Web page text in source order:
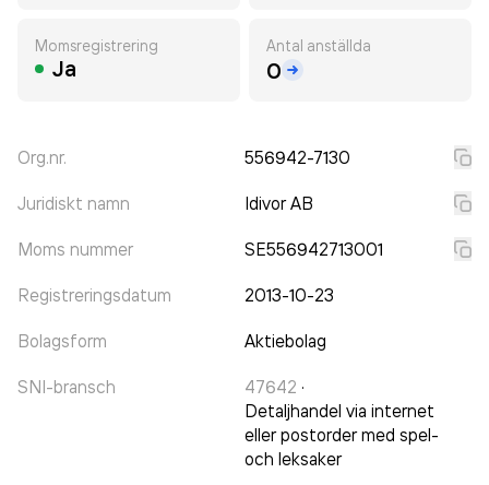
Momsregistrering
Ja
Antal anställda
0
Org.nr. 556942-7130
Juridiskt namn Idivor AB
Moms nummer SE556942713001
Registreringsdatum 2013-10-23
Bolagsform Aktiebolag
SNI-bransch 47642 ·
Detaljhandel via internet
eller postorder med spel-
och leksaker